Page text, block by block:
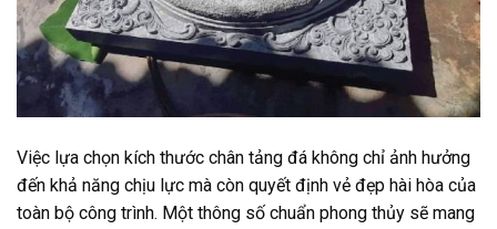
Việc lựa chọn kích thước chân tảng đá không chỉ ảnh hưởng
đến khả năng chịu lực mà còn quyết định vẻ đẹp hài hòa của
toàn bộ công trình. Một thông số chuẩn phong thủy sẽ mang